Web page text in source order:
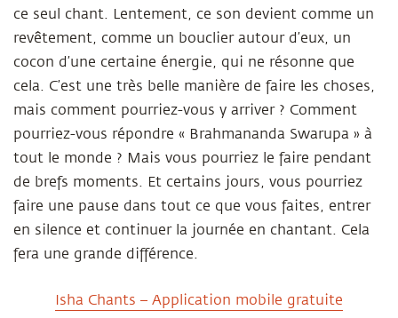
ce seul chant. Lentement, ce son devient comme un
revêtement, comme un bouclier autour d’eux, un
cocon d’une certaine énergie, qui ne résonne que
cela. C’est une très belle manière de faire les choses,
mais comment pourriez-vous y arriver ? Comment
pourriez-vous répondre « Brahmananda Swarupa » à
tout le monde ? Mais vous pourriez le faire pendant
de brefs moments. Et certains jours, vous pourriez
faire une pause dans tout ce que vous faites, entrer
en silence et continuer la journée en chantant. Cela
fera une grande différence.
Isha Chants – Application mobile gratuite